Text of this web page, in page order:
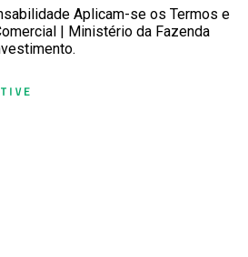
Aplicam-se os Termos e
| Ministério da Fazenda